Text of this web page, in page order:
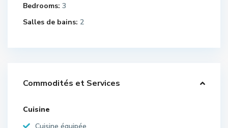
Bedrooms: 3
Salles de bains: 2
Commodités et Services
Cuisine